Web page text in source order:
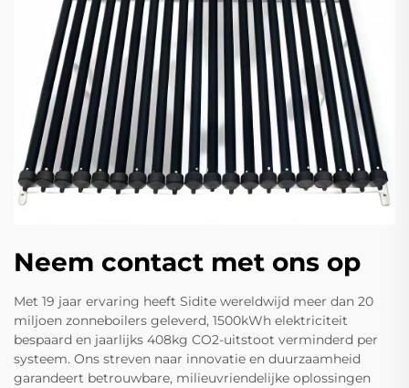
Neem contact met ons op
Met 19 jaar ervaring heeft Sidite wereldwijd meer dan 20
miljoen zonneboilers geleverd, 1500kWh elektriciteit
bespaard en jaarlijks 408kg CO2-uitstoot verminderd per
systeem. Ons streven naar innovatie en duurzaamheid
garandeert betrouwbare, milieuvriendelijke oplossingen